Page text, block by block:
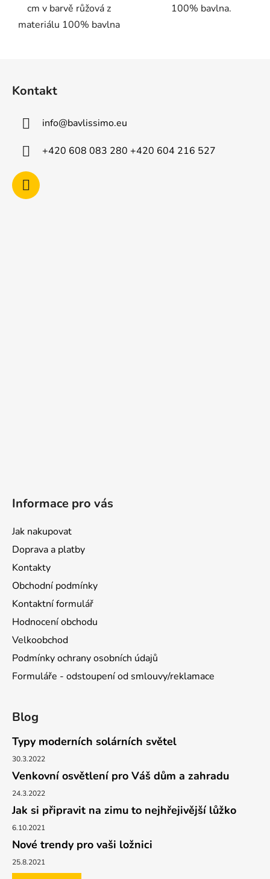
cm v barvě růžová z
materiálu 100% bavlna
100% bavlna.
Kontakt
info@bavlissimo.eu
+420 608 083 280 +420 604 216 527
Informace pro vás
Jak nakupovat
Doprava a platby
Kontakty
Obchodní podmínky
Kontaktní formulář
Hodnocení obchodu
Velkoobchod
Podmínky ochrany osobních údajů
Formuláře - odstoupení od smlouvy/reklamace
Blog
Typy moderních solárních světel
30.3.2022
Venkovní osvětlení pro Váš dům a zahradu
24.3.2022
Jak si připravit na zimu to nejhřejivější lůžko
6.10.2021
Nové trendy pro vaši ložnici
25.8.2021